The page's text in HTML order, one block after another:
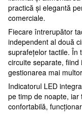
practică și elegantă
comerciale.
Fiecare întrerupător
independent al două
suprafețelor tactile. În
circuite separate,
gestionarea mai
Indicatorul LED
pe timp de noapte, iar
confortabilă,